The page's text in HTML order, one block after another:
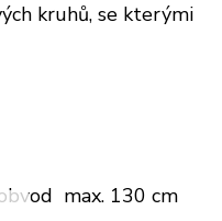
kruhů, se kterými
max. 130 cm